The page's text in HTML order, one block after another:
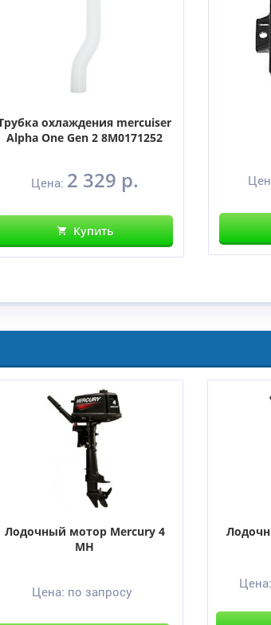
охлаждения mercuiser
Alpha One Gen 2 8M0171252
Цена: 2 329 р.
Купить
Лодочный мотор Mercury 4
MH
Цена: по запросу
Цена: